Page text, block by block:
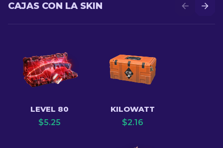
CAJAS CON LA SKIN
LEVEL 80
$5.25
KILOWATT
$2.16